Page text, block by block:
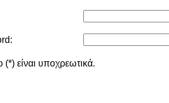
(*) είναι υποχρεωτικά.